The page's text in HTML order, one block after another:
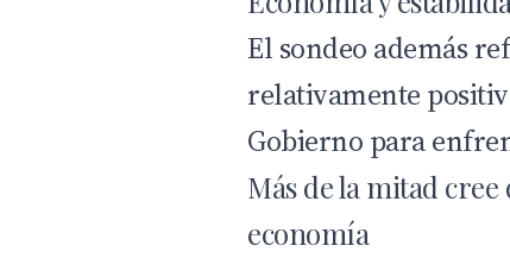
El sondeo además
relativamente
Gobierno para
Más de la mitad cree
economía